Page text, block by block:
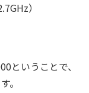
）
ということで、
。